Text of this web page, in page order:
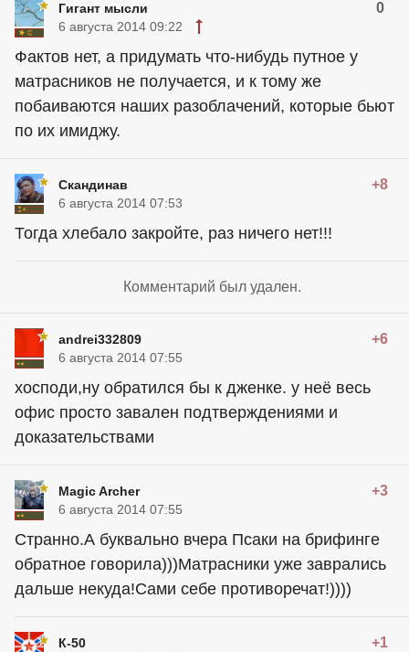
Гигант мысли 0
6 августа 2014 09:22
Фактов нет, а придумать что-нибудь путное у
матрасников не получается, и к тому же
побаиваются наших разоблачений, которые бьют
по их имиджу.
Скандинав +8
6 августа 2014 07:53
Тогда хлебало закройте, раз ничего нет!!!
Комментарий был удален.
andrei332809 +6
6 августа 2014 07:55
хосподи,ну обратился бы к дженке. у неё весь
офис просто завален подтверждениями и
доказательствами
Magic Archer +3
6 августа 2014 07:55
Странно.А буквально вчера Псаки на брифинге
обратное говорила)))Матрасники уже заврались
дальше некуда!Сами себе противоречат!))))
К-50 +1